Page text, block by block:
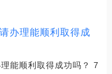
办理能顺利取得成
能顺利取得成功吗？ 7